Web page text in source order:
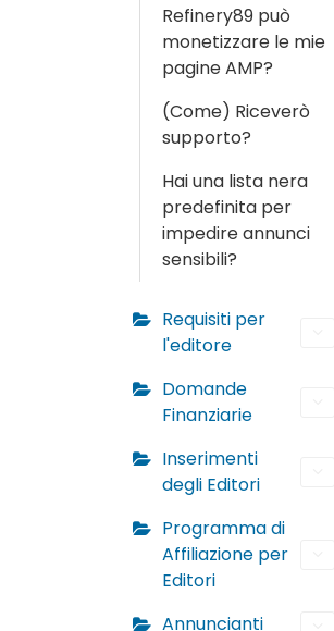
Refinery89 può
monetizzare le mie
pagine AMP?
(Come) Riceverò
supporto?
Hai una lista nera
predefinita per
impedire annunci
sensibili?
Requisiti per
l'editore
Domande
Finanziarie
Inserimenti
degli Editori
Programma di
Affiliazione per
Editori
Annuncianti